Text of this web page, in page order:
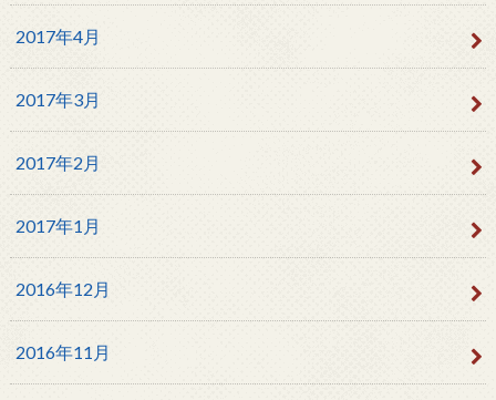
2017年4月
2017年3月
2017年2月
2017年1月
2016年12月
2016年11月